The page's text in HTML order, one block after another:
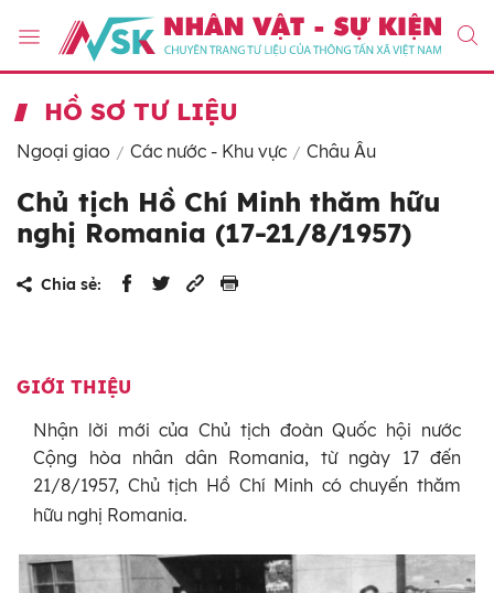
HỒ SƠ TƯ LIỆU
Ngoại giao Các nước - Khu vực Châu Âu
Chủ tịch Hồ Chí Minh thăm hữu
nghị Romania (17-21/8/1957)
Chia sẻ:
GIỚI THIỆU
Nhận lời mới của Chủ tịch đoàn Quốc hội nước
Cộng hòa nhân dân Romania, từ ngày 17 đến
21/8/1957, Chủ tịch Hồ Chí Minh có chuyến thăm
hữu nghị Romania.